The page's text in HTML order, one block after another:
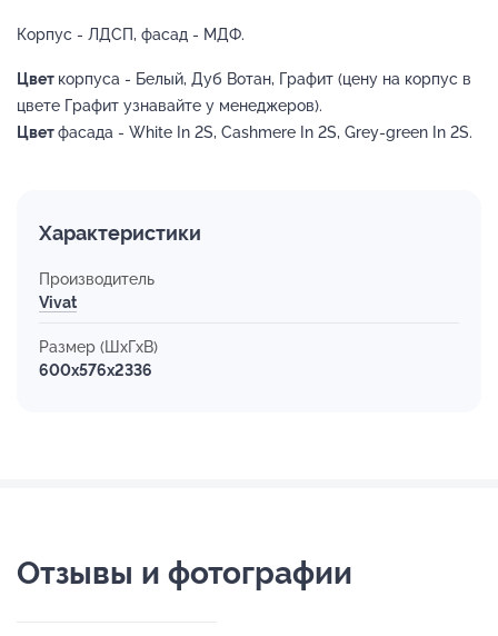
Корпус - ЛДСП, фасад - МДФ.
Цвет корпуса - Белый, Дуб Вотан, Графит (цену на корпус в
цвете Графит узнавайте у менеджеров).
Цветфасада - White In 2S, Cashmere In 2S, Grey-green In 2S.
Характеристики
Производитель
Vivat
Размер (ШхГхВ)
600x576x2336
Отзывы и фотографии